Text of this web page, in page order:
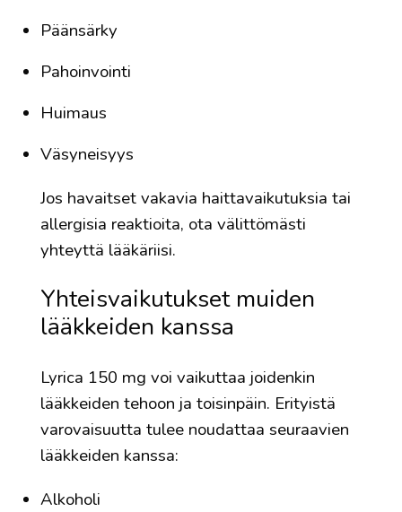
Päänsärky
Pahoinvointi
Huimaus
Väsyneisyys
Jos havaitset vakavia haittavaikutuksia tai
allergisia reaktioita, ota välittömästi
yhteyttä lääkäriisi.
Yhteisvaikutukset muiden
lääkkeiden kanssa
Lyrica 150 mg voi vaikuttaa joidenkin
lääkkeiden tehoon ja toisinpäin. Erityistä
varovaisuutta tulee noudattaa seuraavien
lääkkeiden kanssa:
Alkoholi